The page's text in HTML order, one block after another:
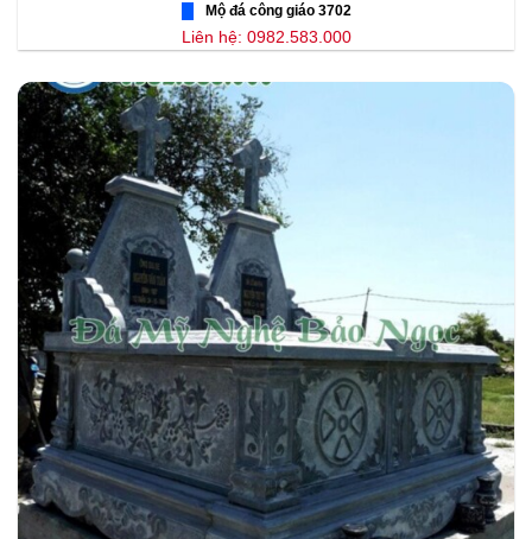
Mộ đá công giáo 3702
Liên hệ: 0982.583.000